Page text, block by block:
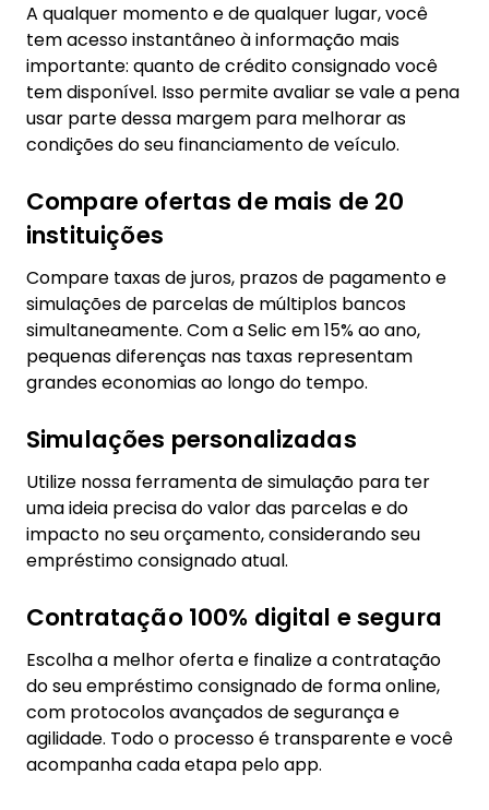
A qualquer momento e de qualquer lugar, você
tem acesso instantâneo à informação mais
importante: quanto de crédito consignado você
tem disponível. Isso permite avaliar se vale a pena
usar parte dessa margem para melhorar as
condições do seu financiamento de veículo.
Compare ofertas de mais de 20
instituições
Compare taxas de juros, prazos de pagamento e
simulações de parcelas de múltiplos bancos
simultaneamente. Com a Selic em 15% ao ano,
pequenas diferenças nas taxas representam
grandes economias ao longo do tempo.
Simulações personalizadas
Utilize nossa ferramenta de simulação para ter
uma ideia precisa do valor das parcelas e do
impacto no seu orçamento, considerando seu
empréstimo consignado atual.
Contratação 100% digital e segura
Escolha a melhor oferta e finalize a contratação
do seu empréstimo consignado de forma online,
com protocolos avançados de segurança e
agilidade. Todo o processo é transparente e você
acompanha cada etapa pelo app.